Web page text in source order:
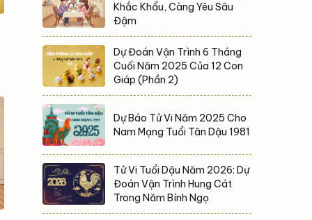
Khắc Khẩu, Càng Yêu Sâu
Đậm
Dự Đoán Vận Trình 6 Tháng
Cuối Năm 2025 Của 12 Con
Giáp (Phần 2)
Dự Báo Tử Vi Năm 2025 Cho
Nam Mạng Tuổi Tân Dậu 1981
Tử Vi Tuổi Dậu Năm 2026: Dự
Đoán Vận Trình Hung Cát
Trong Năm Bính Ngọ